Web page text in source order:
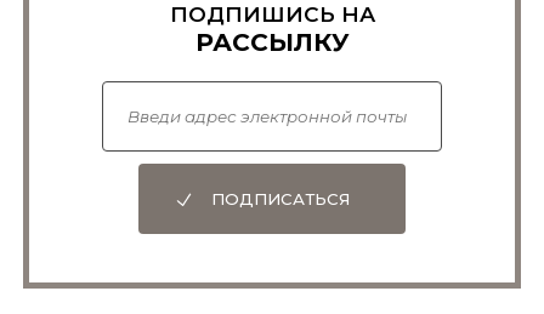
ПОДПИШИСЬ НА
РАССЫЛКУ
ПОДПИСАТЬСЯ